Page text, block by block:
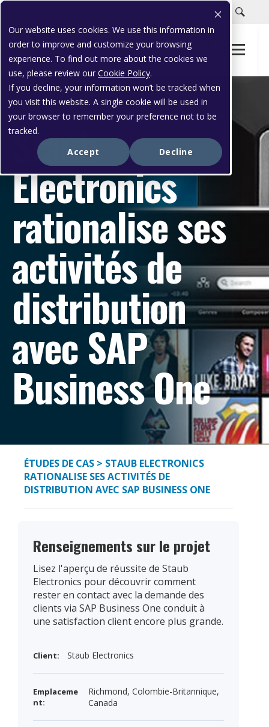
Our website uses cookies. We use this information in
order to improve and customize your browsing
experience. To find out more about the cookies we
use, please review our Cookie Policy.
If you decline, your information won’t be tracked when
you visit this website. A single cookie will be used in
your browser to remember your preference not to be
tracked.
Accept
Decline
Soutien à la clientèle
ÉTUDE DE CAS
Staub
Electronics
rationalise ses
activités de
distribution
avec SAP
Business One
ÉTUDES DE CAS > STAUB ELECTRONICS
RATIONALISE SES ACTIVITÉS DE
DISTRIBUTION AVEC SAP BUSINESS ONE
Renseignements sur le projet
Lisez l'aperçu de réussite de Staub
Electronics pour découvrir comment
rester en contact avec la demande des
clients via SAP Business One conduit à
une satisfaction client encore plus grande.
Client: Staub Electronics
Emplaceme
nt:
Richmond, Colombie-Britannique,
Canada